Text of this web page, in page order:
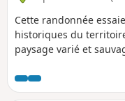
Cette randonnée
historiques du
paysage varié et
passagères tout en
vue remarquables